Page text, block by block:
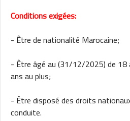
Conditions exigées:
- Être de nationalité Marocaine;
- Être âgé au (31/12/2025) de 18
ans au plus;
- Être disposé des droits
conduite.